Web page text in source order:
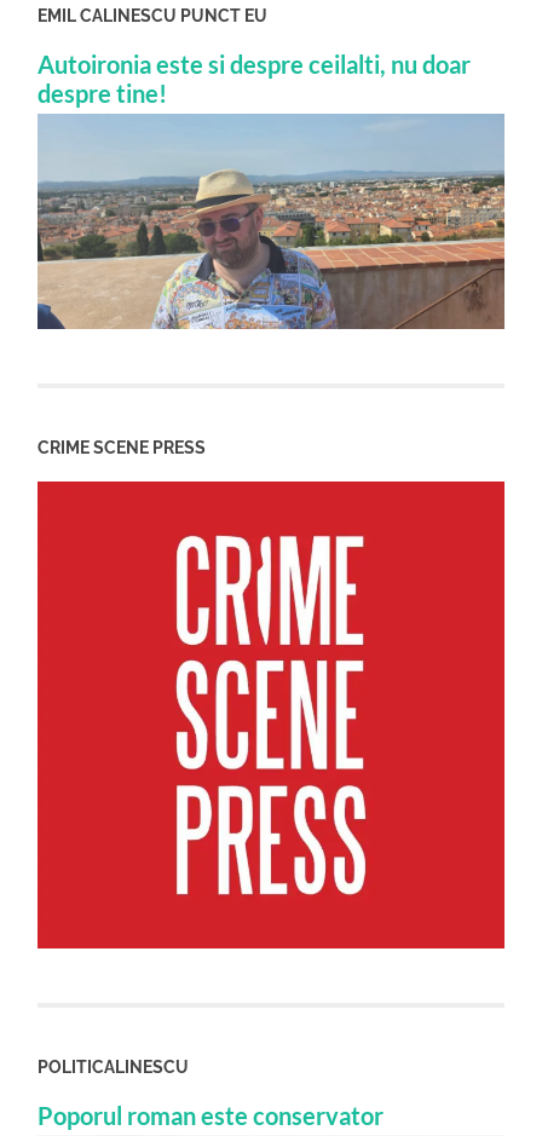
EMIL CALINESCU PUNCT EU
Autoironia este si despre ceilalti, nu doar
despre tine!
CRIME SCENE PRESS
POLITICALINESCU
Poporul roman este conservator